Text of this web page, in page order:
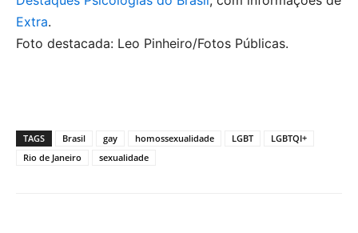
Extra.
Foto destacada: Leo Pinheiro/Fotos Públicas.
TAGS Brasil gay homossexualidade LGBT
LGBTQI+
Rio de Janeiro
sexualidade